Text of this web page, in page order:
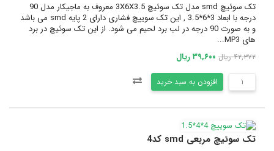
تک سوئیچ smd مدل تک سوئیچ 3X6X3.5 معروف به ماجیکار مدل 90
درجه با ابعاد 3*6*3.5 , این تک سوییچ فشاری دارای 2 پایه smd می باشد
و به صورت 90 درجه در لب برد لحیم می شود. از این تک سوئیچ در برد
های MP3...
۴۲,۳۷۲ ریال ۳۹,۶۰۰ ریال
افزودن به سبد خرید
تک سوئیچ مربعی smd کد4